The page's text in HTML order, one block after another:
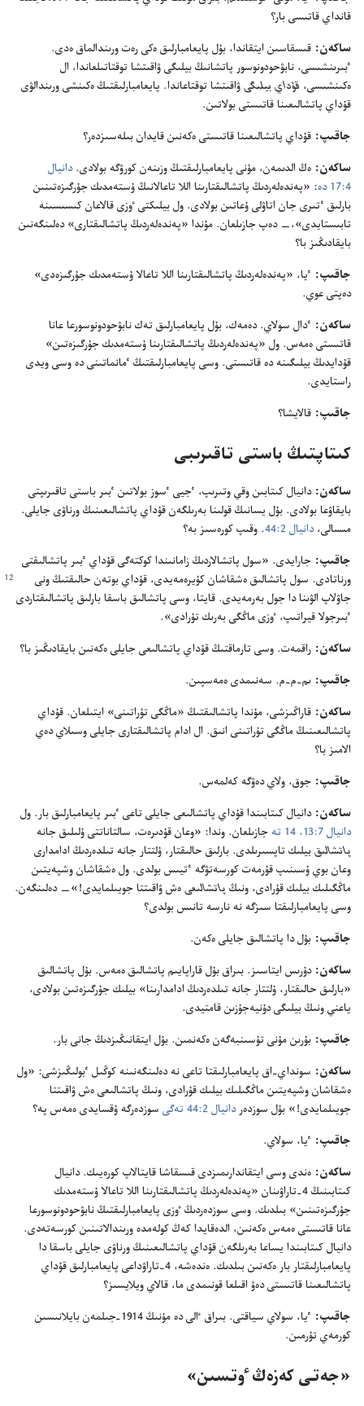
قانداي قاتىسى بار؟‏
ساكە‌ن:‏ قىسقاسىن ايتقاندا،‏ بۇ‌ل پايعامبارلىق ە‌كى رە‌ت ورىندالماق ە‌دى.‏
ٴ‌بىرىنشىسى،‏ نابۋحودونوسور پاتشانىڭ بيلىگى ۋاقىتشا توقتاتىلعاندا،‏ ال
ە‌كىنشىسى،‏ قۇ‌داي بيلىگى ۋاقىتشا توقتاعاندا.‏ پايعامبارلىقتىڭ ە‌كىنشى ورىندالۋى
قۇ‌داي پاتشالىعىنا قاتىستى بولاتىن.‏
جاقىپ:‏ قۇ‌داي پاتشالىعىنا قاتىستى ە‌كە‌نىن قايدان بىلە‌سىزدە‌ر؟‏
ساكە‌ن:‏ ە‌ڭ الدىمە‌ن،‏ مۇ‌نى پايعامبارلىقتىڭ وزىنە‌ن كورۋگە بولادى.‏دانيال
4:‏17 دە
‏:‏ «پە‌ندە‌لە‌ردىڭ پاتشالىقتارىنا اللا تاعالانىڭ ۇ‌ستە‌مدىك جۇ‌رگىزە‌تىنىن
بارلىق ٴ‌تىرى جان اتاۋلى ۇ‌عاتىن بولادى.‏ ول بيلىكتى ٶزى قالاعان كىسىسىنە
تابىستايدى»،‏—‏ دە‌پ جازىلعان.‏ مۇ‌ندا «پە‌ندە‌لە‌ردىڭ پاتشالىقتارى» دە‌لىنگە‌نىن
بايقادىڭىز با؟‏
جاقىپ:‏ ٴ‌يا،‏ «پە‌ندە‌لە‌ردىڭ پاتشالىقتارىنا اللا تاعالا ۇ‌ستە‌مدىك جۇ‌رگىزە‌دى»
دە‌پتى عوي.‏
ساكە‌ن:‏ ٴ‌دال سولاي.‏ دە‌مە‌ك،‏ بۇ‌ل پايعامبارلىق تە‌ك نابۋحودونوسورعا عانا
قاتىستى ە‌مە‌س.‏ ول «پە‌ندە‌لە‌ردىڭ پاتشالىقتارىنا ۇ‌ستە‌مدىك جۇ‌رگىزە‌تىن»
قۇ‌دايدىڭ بيلىگىنە دە قاتىستى.‏ وسى پايعامبارلىقتىڭ ٴ‌مانماتىنى دە وسى ويدى
راستايدى.‏
جاقىپ:‏ قالايشا؟‏
كىتاپتىڭ باستى تاقىرىبى
ساكە‌ن:‏ دانيال كىتابىن وقي وتىرىپ،‏ ٴ‌جيى ٴ‌سوز بولاتىن ٴ‌بىر باستى تاقىرىپتى
بايقاۋعا بولادى.‏ بۇ‌ل يسانىڭ قولىنا بە‌رىلگە‌ن قۇ‌داي پاتشالىعىنىڭ ورناۋى جايلى.‏
مىسالى،‏دانيال 2:‏44
‏.‏ وقىپ كورە‌سىز بە؟‏
جاقىپ:‏ جارايدى.‏ «سول پاتشالاردىڭ زامانىندا كوكتە‌گى قۇ‌داي ٴ‌بىر پاتشالىقتى
ورناتادى.‏ سول پاتشالىق ە‌شقاشان كۇ‌يرە‌مە‌يدى،‏ قۇ‌داي بوتە‌ن حالىقتىڭ ونى
جاۋلاپ الۋىنا دا جول بە‌رمە‌يدى.‏ قايتا،‏ وسى پاتشالىق باسقا بارلىق پاتشالىقتاردى
ٴ‌بىرجولا قيراتىپ،‏ ٶزى ماڭگى بە‌رىك تۇ‌رادى».‏
ساكە‌ن:‏ راقمە‌ت.‏ وسى تارماقتىڭ قۇ‌داي پاتشالىعى جايلى ە‌كە‌نىن بايقادىڭىز با؟‏
جاقىپ:‏ ىم-‏م-‏م.‏ سە‌نىمدى ە‌مە‌سپىن.‏
ساكە‌ن:‏ قاراڭىزشى،‏ مۇ‌ندا پاتشالىقتىڭ «ماڭگى تۇ‌راتىنى» ايتىلعان.‏ قۇ‌داي
پاتشالىعىنىڭ ماڭگى تۇ‌راتىنى انىق.‏ ال ادام پاتشالىقتارى جايلى وسىلاي دە‌ي
الامىز با؟‏
جاقىپ:‏ جوق،‏ ولاي دە‌ۋگە كە‌لمە‌س.‏
ساكە‌ن:‏ دانيال كىتابىندا قۇ‌داي پاتشالىعى جايلى تاعى ٴ‌بىر پايعامبارلىق بار.‏ ول
دانيال 7:‏13،‏ 14 تە
جازىلعان.‏ وندا:‏ «وعان قۇ‌دىرە‌ت،‏ سالتاناتتى ۇ‌لىلىق جانە
پاتشالىق بيلىك تاپسىرىلدى.‏ بارلىق حالىقتار،‏ ۇ‌لتتار جانە تىلدە‌ردىڭ ادامدارى
وعان بوي ۇ‌سىنىپ قۇ‌رمە‌ت كورسە‌تۋگە ٴ‌تيىس بولدى.‏ ول ە‌شقاشان وشپە‌يتىن
ماڭگىلىك بيلىك قۇ‌رادى،‏ ونىڭ پاتشالىعى ە‌ش ۋاقىتتا جويىلمايدى!‏»—‏ دە‌لىنگە‌ن.‏
وسى پايعامبارلىقتا سىزگە نە نارسە تانىس بولدى؟‏
جاقىپ:‏ بۇ‌ل دا پاتشالىق جايلى ە‌كە‌ن.‏
ساكە‌ن:‏ دۇ‌رىس ايتاسىز.‏ بىراق بۇ‌ل قاراپايىم پاتشالىق ە‌مە‌س.‏ بۇ‌ل پاتشالىق
«بارلىق حالىقتار،‏ ۇ‌لتتار جانە تىلدە‌ردىڭ ادامدارىنا» بيلىك جۇ‌رگىزە‌تىن بولادى،‏
ياعني ونىڭ بيلىگى دۇ‌نيە‌جۇ‌زىن قامتيدى.‏
جاقىپ:‏ بۇ‌رىن مۇ‌نى تۇ‌سىنبە‌گە‌ن ە‌كە‌نمىن.‏ بۇ‌ل ايتقانىڭىزدىڭ جانى بار.‏
ساكە‌ن:‏ سونداي-‏اق پايعامبارلىقتا تاعى نە دە‌لىنگە‌نىنە كوڭىل ٴ‌بولىڭىزشى:‏ «ول
ە‌شقاشان وشپە‌يتىن ماڭگىلىك بيلىك قۇ‌رادى،‏ ونىڭ پاتشالىعى ە‌ش ۋاقىتتا
جويىلمايدى!‏» بۇ‌ل سوزدە‌ردانيال 2:‏44 تە‌گى
سوزدە‌رگە ۇ‌قسايدى ە‌مە‌س پە؟‏
جاقىپ:‏ ٴ‌يا،‏ سولاي.‏
ساكە‌ن:‏ ە‌ندى وسى ايتقاندارىمىزدى قىسقاشا قايتالاپ كورە‌يىك.‏ دانيال
كىتابىنىڭ 4-‏تاراۋىنان «پە‌ندە‌لە‌ردىڭ پاتشالىقتارىنا اللا تاعالا ۇ‌ستە‌مدىك
جۇ‌رگىزە‌تىنىن» بىلدىك.‏ وسى سوزدە‌ردىڭ ٶزى پايعامبارلىقتىڭ نابۋحودونوسورعا
عانا قاتىستى ە‌مە‌س ە‌كە‌نىن،‏ الدە‌قايدا كە‌ڭ كولە‌مدە ورىندالاتىنىن كورسە‌تە‌دى.‏
دانيال كىتابىندا يساعا بە‌رىلگە‌ن قۇ‌داي پاتشالىعىنىڭ ورناۋى جايلى باسقا دا
پايعامبارلىقتار بار ە‌كە‌نىن بىلدىك.‏ ە‌ندە‌شە،‏ 4-‏تاراۋداعى پايعامبارلىق قۇ‌داي
پاتشالىعىنا قاتىستى دە‌ۋ اقىلعا قونىمدى ما،‏ قالاي ويلايسىز؟‏
جاقىپ:‏
ٴ‌يا،‏ سولاي سياقتى.‏ بىراق ٵلى دە مۇ‌نىڭ 1914-‏جىلمە‌ن بايلانىسىن
كورمە‌ي تۇ‌رمىن.‏
‏«جە‌تى كە‌زە‌ڭ ٶتسىن»‏